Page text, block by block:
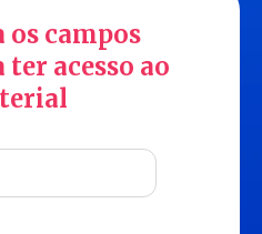
os campos
acesso ao